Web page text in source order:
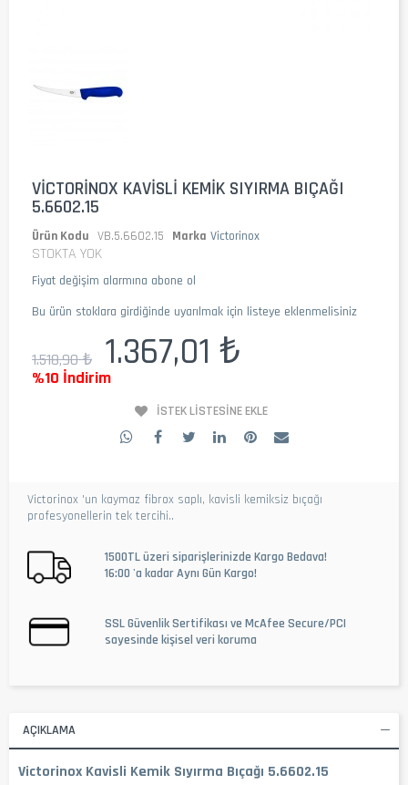
VICTORINOX KAVISLI KEMIK SIYIRMA BIÇAĞI
5.6602.15
Ürün Kodu VB.5.6602.15 Marka Victorinox
STOKTA YOK
Fiyat değişim alarmına abone ol
Bu ürün stoklara girdiğinde uyarılmak için listeye eklenmelisiniz
1.518,90 ₺ 1.367,01 ₺
%10 İndirim
İSTEK LISTESINE EKLE
Victorinox 'un kaymaz fibrox saplı, kavisli kemiksiz bıçağı
profesyonellerin tek tercihi..
1500TL üzeri siparişlerinizde Kargo Bedava!
16:00 'a kadar Aynı Gün Kargo!
SSL Güvenlik Sertifikası ve McAfee Secure/PCI
sayesinde kişisel veri koruma
AÇIKLAMA
Victorinox Kavisli Kemik Sıyırma Bıçağı 5.6602.15